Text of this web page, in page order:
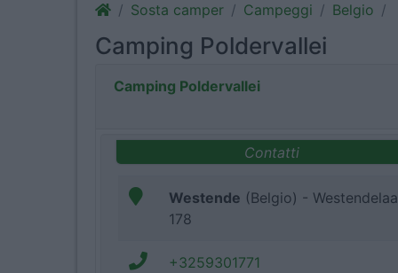
Sosta camper Campeggi Belgio
Camping Poldervallei
Camping Poldervallei
Contatti
Westende (Belgio) -
178
+3259301771